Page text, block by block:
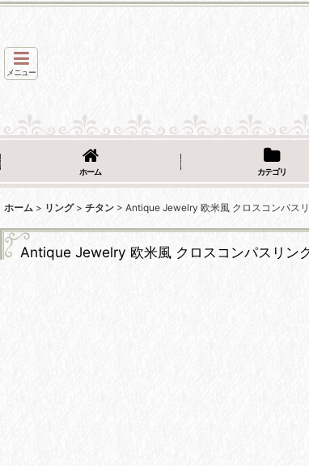
メニュー
ホーム カテゴリ
ホーム > リング > チタン > Antique Jewelry 欧米風 クロスコンパス
Antique Jewelry 欧米風 クロスコンパスリン